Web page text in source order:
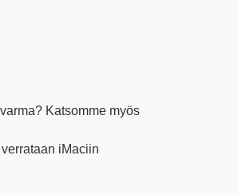
Katsomme myös
iMaciin